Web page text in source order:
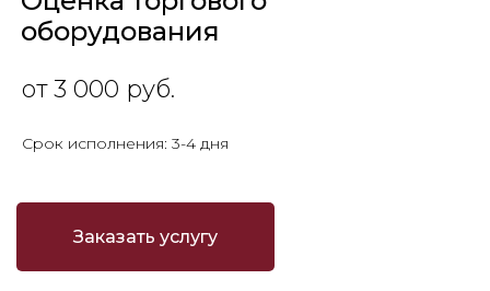
оборудования
от 3 000 руб.
Срок исполнения: 3-4 дня
Заказать услугу